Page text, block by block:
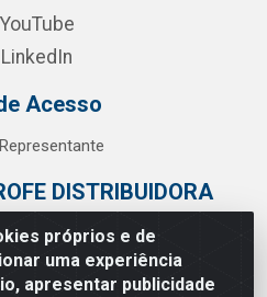
próprios e de
uma experiência
apresentar publicidade
YouTube
LinkedIn
Acesso
DISTRIBUIDORA